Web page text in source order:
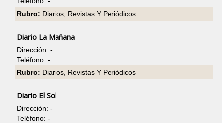
Rubro: Diarios, Revistas Y Periódicos
Diario La Mañana
Dirección: -
Teléfono: -
Rubro: Diarios, Revistas Y Periódicos
Diario El Sol
Dirección: -
Teléfono: -